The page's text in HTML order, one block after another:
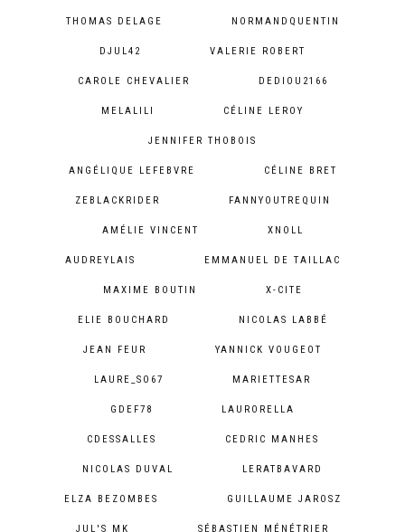
THOMAS DELAGE NORMANDQUENTIN
DJUL42 VALERIE ROBERT
CAROLE CHEVALIER DEDIOU2166
MELALILI CÉLINE LEROY
JENNIFER THOBOIS
ANGÉLIQUE LEFEBVRE CÉLINE BRET
ZEBLACKRIDER FANNYOUTREQUIN
AMÉLIE VINCENT XNOLL
AUDREYLAIS EMMANUEL DE TAILLAC
MAXIME BOUTIN X-CITE
ELIE BOUCHARD NICOLAS LABBÉ
JEAN FEUR YANNICK VOUGEOT
LAURE_SO67 MARIETTESAR
GDEF78 LAURORELLA
CDESSALLES CEDRIC MANHES
NICOLAS DUVAL LERATBAVARD
ELZA BEZOMBES GUILLAUME JAROSZ
JUL'S MK SÉBASTIEN MÉNÉTRIER